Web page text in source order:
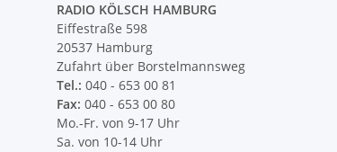
RADIO KÖLSCH HAMBURG
Eiffestraße 598
20537 Hamburg
Zufahrt über Borstelmannsweg
Tel.: 040 - 653 00 81
Fax: 040 - 653 00 80
Mo.-Fr. von 9-17 Uhr
Sa. von 10-14 Uhr